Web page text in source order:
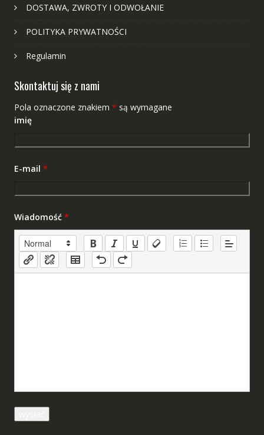
DOSTAWA, ZWROTY I ODWOŁANIE
POLITYKA PRYWATNOŚCI
Regulamin
Skontaktuj się z nami
Pola oznaczone znakiem * są wymagane
imię
E-mail *
Wiadomość *